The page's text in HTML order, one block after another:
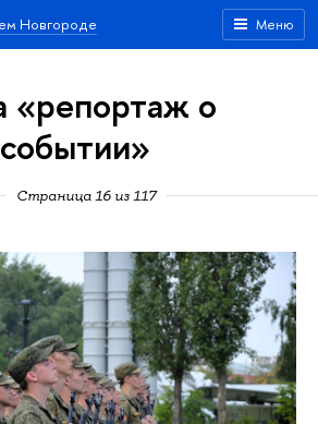
Меню
Новгороде
«репортаж о
событии»
Страница 16 из 117